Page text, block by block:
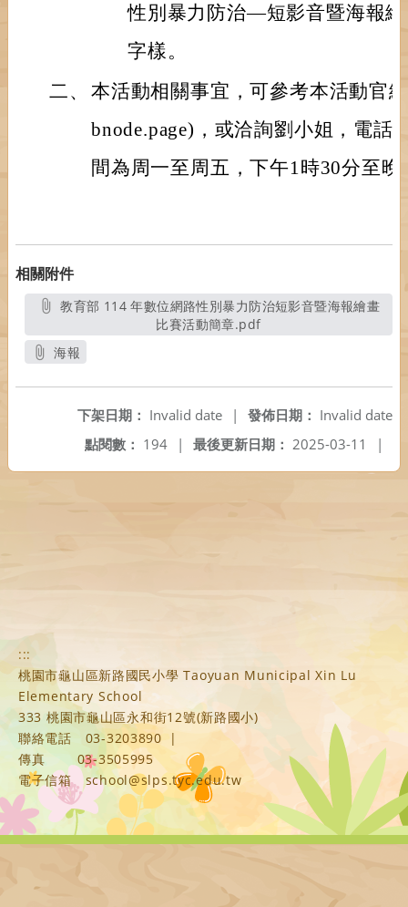
性別暴力防治—短影音暨海報
字樣。
二、 本活動相關事宜，可參考本活動官
bnode.page)，或洽詢劉小姐，電話
間為周一至周五，下午1時30分至晚
相關附件
教育部 114 年數位網路性別暴力防治短影音暨海報繪畫
比賽活動簡章.pdf另開新視窗
海報
發佈日期： Invalid date
下架日期： Invalid date
|
最後更新日期： 2025-03-11 |
點閱數： 194 |
:::
桃園市龜山區新路國民小學 Taoyuan Municipal Xin Lu
Elementary School
333 桃園市龜山區永和街12號(新路國小)
聯絡電話
03-3203890
|
傳真
03-3505995
電子信箱
school@slps.tyc.edu.tw